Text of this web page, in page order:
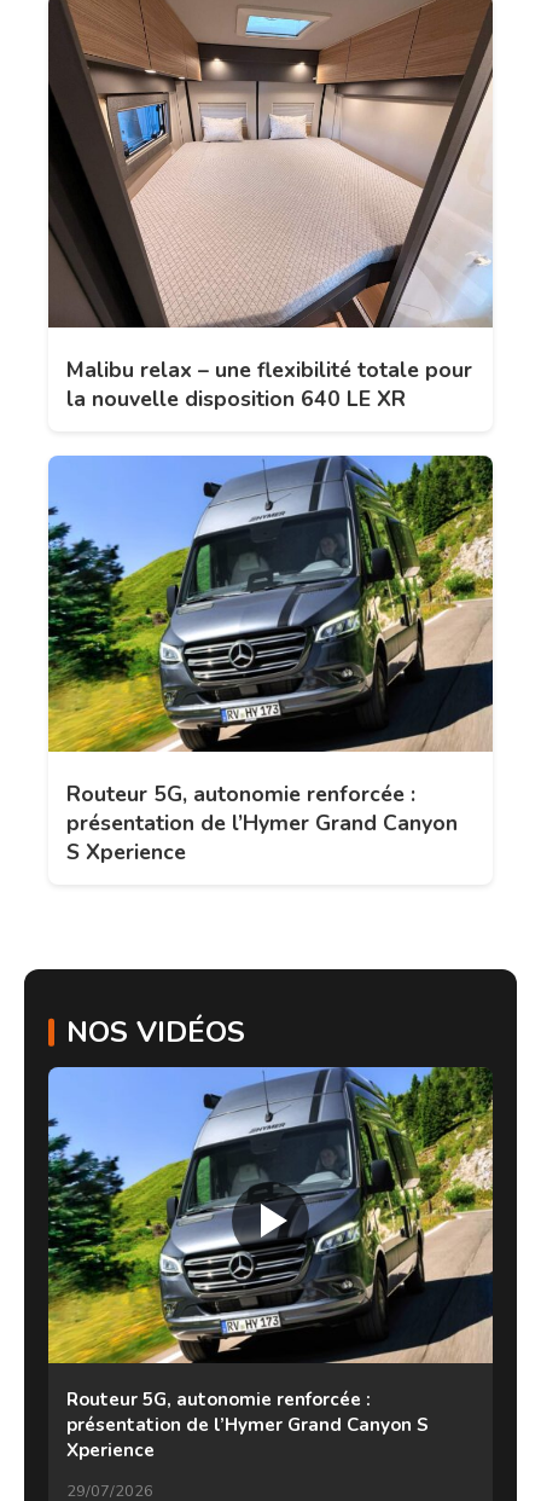
Malibu relax – une flexibilité totale pour
la nouvelle disposition 640 LE XR
Routeur 5G, autonomie renforcée :
présentation de l’Hymer Grand Canyon
S Xperience
NOS VIDÉOS
Routeur 5G, autonomie renforcée :
présentation de l’Hymer Grand Canyon S
Xperience
29/07/2026